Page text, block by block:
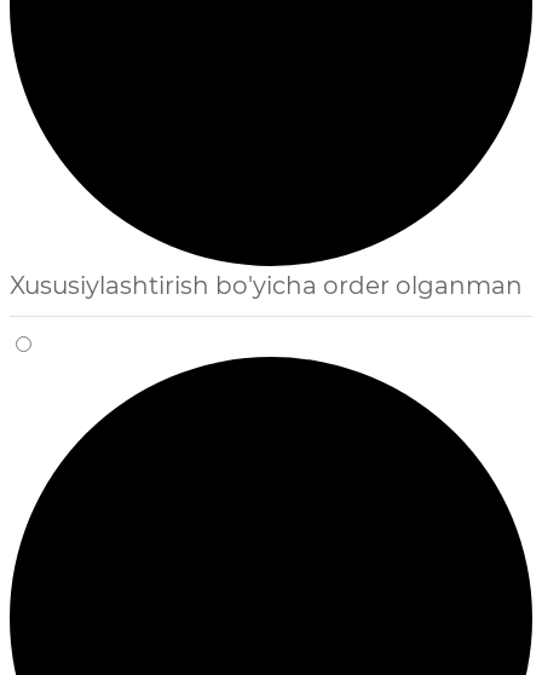
Xususiylashtirish bo'yicha order olganman